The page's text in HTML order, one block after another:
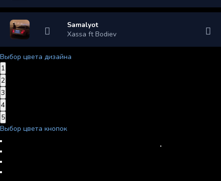
Samalyot
Xassa ft Bodiev
Выбор цвета дизайна
1
2
3
4
5
Выбор цвета кнопок